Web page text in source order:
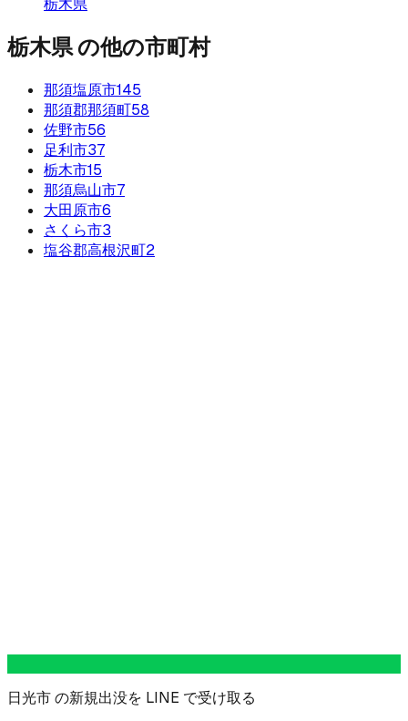
栃木県
栃木県の他の市町村
那須塩原市145
那須郡那須町58
佐野市56
足利市37
栃木市15
那須烏山市7
大田原市6
さくら市3
塩谷郡高根沢町2
日光市 の新規出没を LINE で受け取る